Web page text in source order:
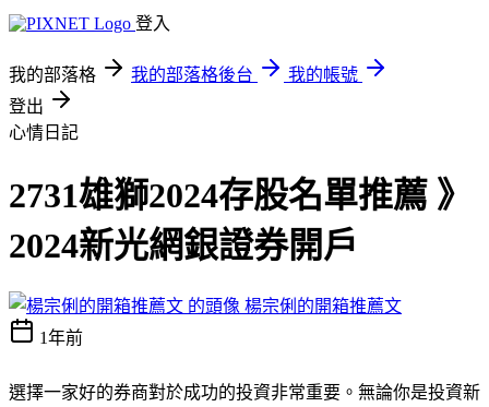
登入
我的部落格 我的部落格後台
我的帳號
登出
心情日記
2731雄獅2024存股名單推薦 》
2024新光網銀證券開戶
楊宗俐的開箱推薦文
1年前
選擇一家好的券商對於成功的投資非常重要。無論你是投資新